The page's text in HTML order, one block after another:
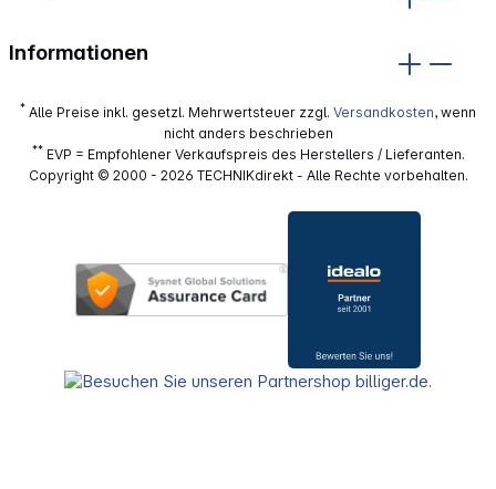
Informationen
* Alle Preise inkl. gesetzl. Mehrwertsteuer zzgl. Versandkosten, wenn
nicht anders beschrieben
**EVP = Empfohlener Verkaufspreis des Herstellers / Lieferanten.
Copyright © 2000 - 2026 TECHNIKdirekt - Alle Rechte vorbehalten.